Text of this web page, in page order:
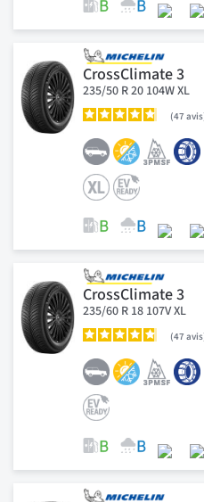
CrossClimate 3
235/50 R 20 104W XL
47 avis
CrossClimate 3
235/60 R 18 107V XL
47 avis